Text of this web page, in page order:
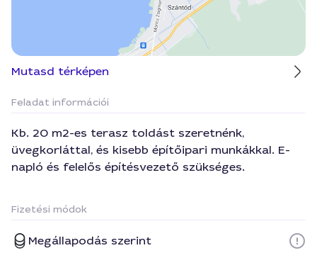
Mutasd térképen
Feladat információi
Kb. 20 m2-es terasz toldást szeretnénk,
üvegkorláttal, és kisebb építőipari munkákkal. E-
napló és felelős építésvezető szükséges.
Fizetési módok
Megállapodás szerint